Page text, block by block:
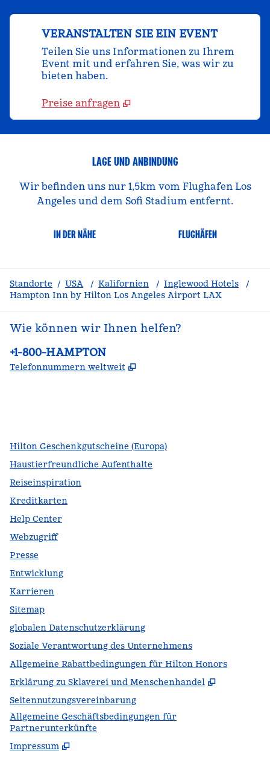
VERANSTALTEN SIE EIN EVENT
Teilen Sie uns Informationen zu Ihrem
Event mit und erfahren Sie, was wir zu
bieten haben.
Preise anfragen
LAGE UND ANBINDUNG
Wir befinden uns nur 1,5km vom Flughafen Los
Angeles und dem Sofi Stadium entfernt.
IN DER NÄHE FLUGHÄFEN
Standorte / USA / Kalifornien / Inglewood Hotels
/
Hampton Inn by Hilton Los Angeles Airport LAX
Wie können wir Ihnen helfen?
Telefon:
+1-800-HAMPTON
Telefonnummern weltweit ,
Hilton Geschenkgutscheine (Europa)
Haustierfreundliche Aufenthalte
Reiseinspiration
Kreditkarten
Help Center
Webzugriff
Presse
Entwicklung
Karrieren
Sitemap
globalen Datenschutzerklärung
Soziale Verantwortung des Unternehmens
Allgemeine Rabattbedingungen für Hilton Honors
Erklärung zu Sklaverei und Menschenhandel
,
Seitennutzungsvereinbarung
Allgemeine Geschäftsbedingungen für
Partnerunterkünfte
Impressum